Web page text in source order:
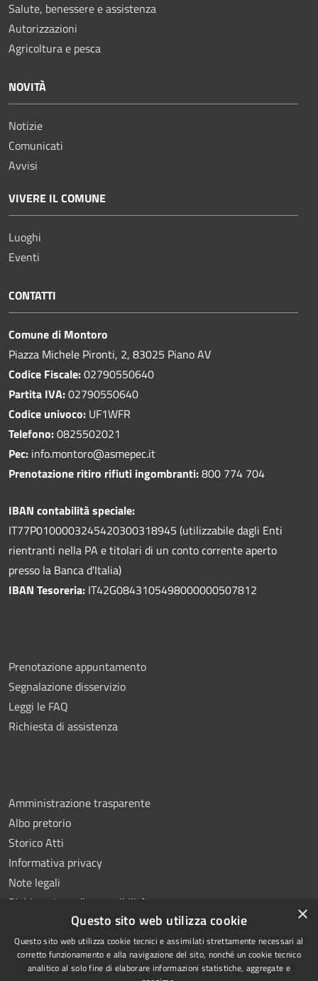
Salute, benessere e assistenza
Autorizzazioni
Agricoltura e pesca
NOVITÀ
Notizie
Comunicati
Avvisi
VIVERE IL COMUNE
Luoghi
Eventi
CONTATTI
Comune di Montoro
Piazza Michele Pironti, 2, 83025 Piano AV
Codice Fiscale:02790550640
Partita IVA:02790550640
Codice univoco: UF1WFR
Telefono:0825502021
Pec: info.montoro@asmepec.it
Prenotazione ritiro rifiuti ingombranti:800 774 704
IBAN contabilità speciale:
IT77P0100003245420300318945 (utilizzabile dagli Enti
rientranti nella PA e titolari di un conto corrente aperto
presso la Banca d'Italia)
IBAN Tesoreria: IT42G0843105498000000507812
Prenotazione appuntamento
Segnalazione disservizio
Leggi le FAQ
Richiesta di assistenza
Amministrazione trasparente
Albo pretorio
Storico Atti
Informativa privacy
Note legali
Dichiarazione di accessibilità
RSS Copyright © 2026 • Comune di
×
Questo sito web utilizza cookie
Questo sito web utilizza cookie tecnici e assimilati strettamente necessari al
corretto funzionamento e alla navigazione del sito, nonché un cookie tecnico
analitico al solo fine di elaborare informazioni statistiche, aggregate e